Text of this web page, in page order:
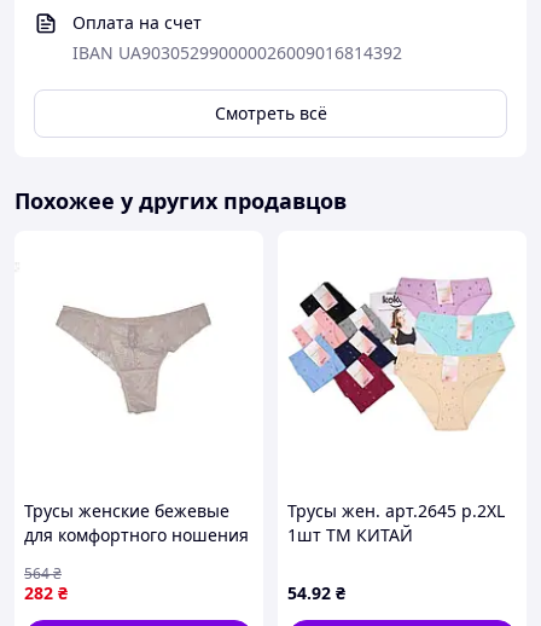
Оплата на счет
IBAN UA903052990000026009016814392
Смотреть всё
Похожее у других продавцов
Трусы женские бежевые
для комфортного ношения
использования 2XL ТМ
LaVivas
282 ₴
564₴
Трусы жен. арт.2645 р.2XL
1шт ТМ КИТАЙ
54.92 ₴